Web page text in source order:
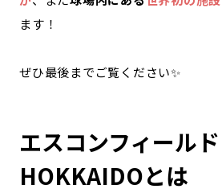
ます！
ぜひ最後までご覧ください✨
エスコンフィールド
HOKKAIDOとは